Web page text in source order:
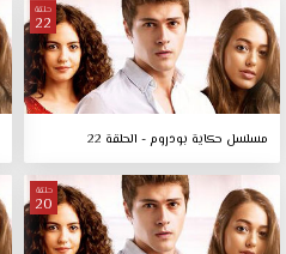
حلقة
22
مسلسل حكاية بودروم - الحلقة 22
حلقة
20